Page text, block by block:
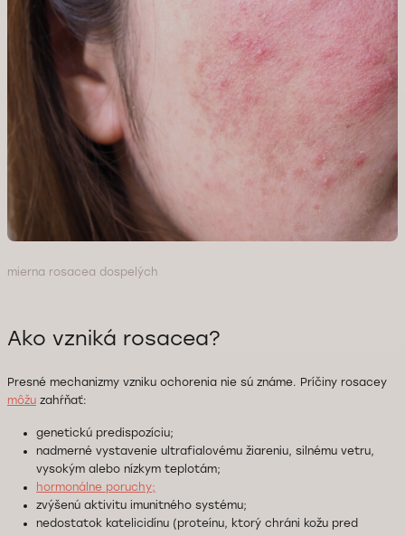
mierna rosacea dospelých
Ako vzniká rosacea?
Presné mechanizmy vzniku ochorenia nie sú známe. Príčiny rosacey
môžu zahŕňať:
genetickú predispozíciu;
nadmerné vystavenie ultrafialovému žiareniu, silnému vetru,
vysokým alebo nízkym teplotám;
hormonálne poruchy;
zvýšenú aktivitu imunitného systému;
nedostatok katelicidínu (proteínu, ktorý chráni kožu pred